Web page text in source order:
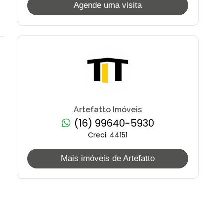
Agende uma visita
Artefatto Imóveis
(16) 99640-5930
Creci: 44151
Mais imóveis de Artefatto